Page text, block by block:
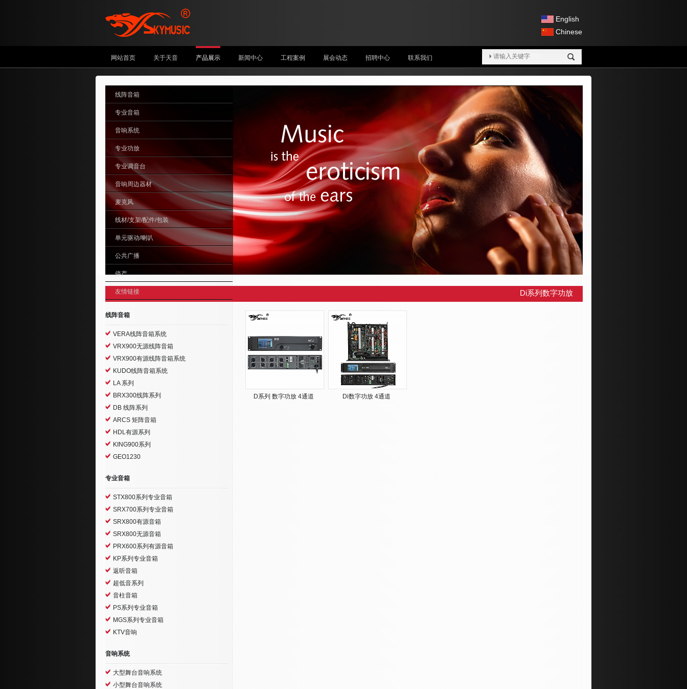
English
Chinese
网站首页 关于天音 产品展示 新闻中心 工程案例 展会动态 招聘中心 联系我们
线阵音箱
专业音箱
音响系统
专业功放
专业调音台
音响周边器材
麦克风
线材/支架/配件/包装
单元驱动/喇叭
公共广播
停产
友情链接 Di系列数字功放
线阵音箱
VERA线阵音箱系统
VRX900无源线阵音箱
VRX900有源线阵音箱系统
KUDO线阵音箱系统
LA 系列
BRX300线阵系列
DB 线阵系列
ARCS 矩阵音箱
HDL有源系列
KING900系列
GEO1230
专业音箱
STX800系列专业音箱
SRX700系列专业音箱
SRX800有源音箱
SRX800无源音箱
PRX600系列有源音箱
KP系列专业音箱
返听音箱
超低音系列
音柱音箱
PS系列专业音箱
MGS系列专业音箱
KTV音响
音响系统
大型舞台音响系统
小型舞台音响系统
D系列 数字功放 4通道 Di数字功放 4通道